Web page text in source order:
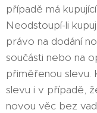
případě má
Neodstoupí-li
právo na dodání
součásti nebo na
přiměřenou slevu.
slevu i v případě,
novou věc bez